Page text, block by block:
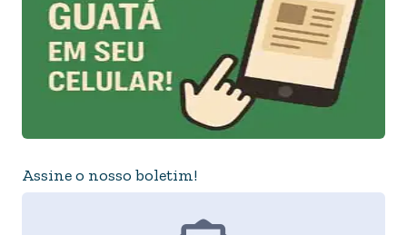
Assine o nosso boletim!